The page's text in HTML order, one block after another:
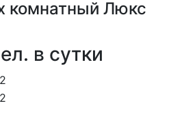
комнатный Люкс
в сутки
2
2